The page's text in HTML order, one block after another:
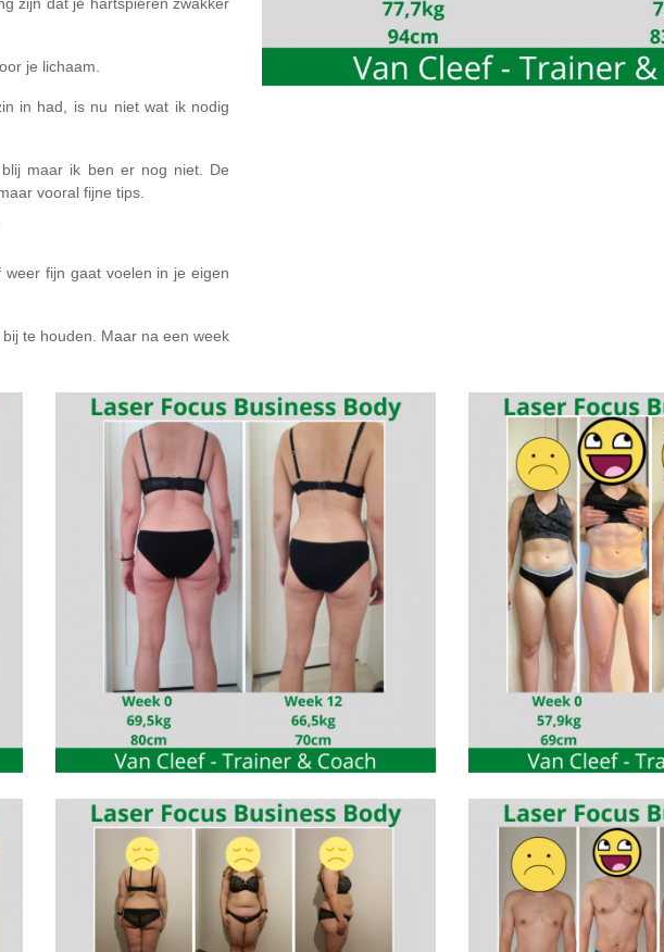
je lichaam.⁣
in had, is nu niet wat ik nodig
maar ik ben er nog niet. De
vooral fijne tips.⁣
fijn gaat voelen in je eigen
te houden. Maar na een week